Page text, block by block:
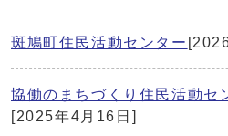
斑鳩町住民活動センター
協働のまちづくり住民活動セ
[2025年4月16日]